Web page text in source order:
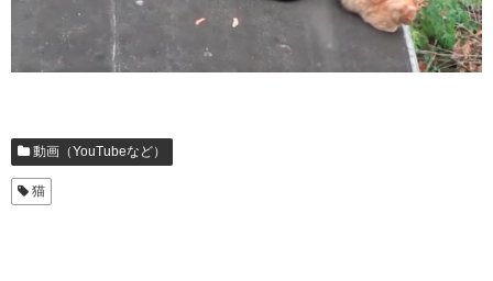
動画（YouTubeなど）
猫